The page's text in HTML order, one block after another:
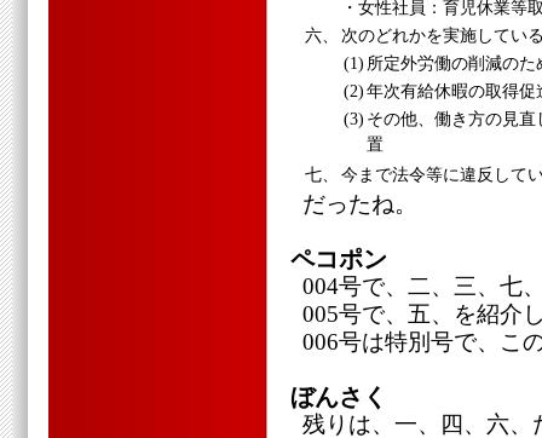
・女性社員：育児休業等
六、
次のどれかを実施してい
(1) 所定外労働の削減のた
(2)年次有給休暇の取得促
(3) その他、働き方の見
置
七、
今まで法令等に違反して
だったね。
ペコポン
004号で、二、三、七
005号で、五、を紹介
006号は特別号で、こ
ぼんさく
残りは、一、四、六、